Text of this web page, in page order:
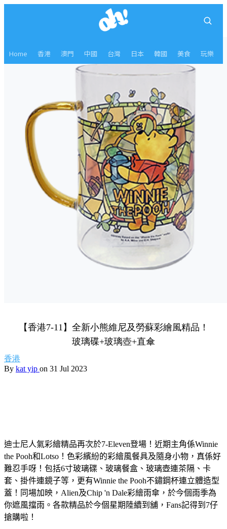
Home 香港 澳門 中國 台灣 日本 韓國 美食 玩樂
【香港7-11】全新小熊維尼及勞蘇彩繪風精品！
玻璃碟+玻璃壺+直傘
香港
By kat yip on 31 Jul 2023
迪士尼人氣彩繪精品再次於7-Eleven登場！近期主角係Winnie
the Pooh和Lotso！色彩繽紛的彩繪風餐具及隨身小物，真係好
難忍手呀！包括6寸玻璃碟、玻璃餐盒、玻璃壺連茶隔、卡
套、掛件連鏡子等，更有Winnie the Pooh不鏽鋼杯連立體造型
蓋！同場加映，Alien及Chip 'n Dale彩繪雨傘，於今個雨季為
你遮風擋雨。各款精品於今個星期陸續到舖，Fans記得到7仔
搶購啦！